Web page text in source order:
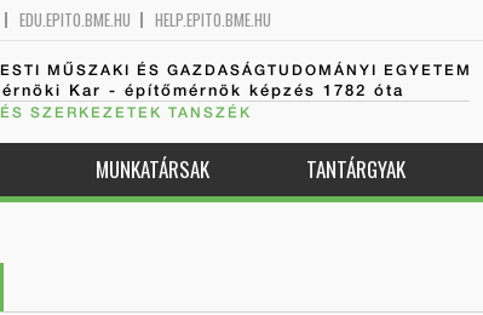
EDU.EPITO.BME.HU HELP.EPITO.BME.HU
MŰSZAKI ÉS GAZDASÁGTUDOMÁNYI EGYETEM
Kar - építőmérnök képzés 1782 óta
SZERKEZETEK TANSZÉK
MUNKATÁRSAK TANTÁRGYAK